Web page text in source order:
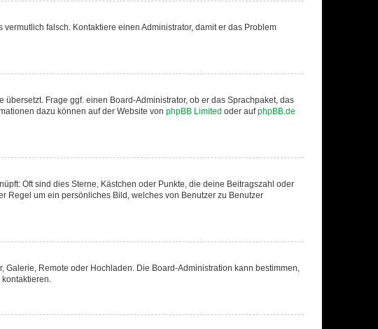
falsch. Kontaktiere einen Administrator, damit er das Problem
Frage ggf. einen Board-Administrator, ob er das Sprachpaket, das
dazu können auf der Website von phpBB Limited oder aufphpBB.de
Oft sind dies Sterne, Kästchen oder Punkte, die deine Beitragszahl oder
Regel um ein persönliches Bild, welches von Benutzer zu Benutzer
Galerie, Remote oder Hochladen. Die Board-Administration kann bestimmen,